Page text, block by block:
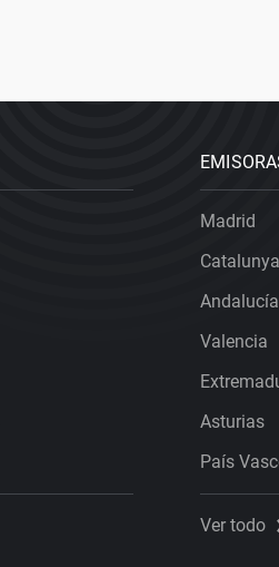
Madrid
Catalunya
Andalucía
Valencia
Asturias
País
Ver todo